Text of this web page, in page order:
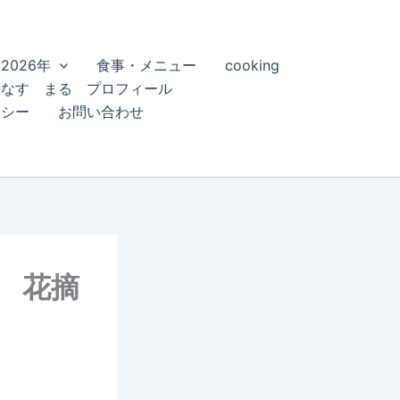
年 食事・メニュー
cooking
なす まる プロフィール
ー
お問い合わせ
花摘